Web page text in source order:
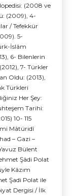
(2008 ve
(2009), 4-
/ Tefekkür
5-
İslâm
6- Bilenlerin
7- Türkler
Oldu: (2013),
Türkleri
Her Şey:
Tarihi:
10- 115
Mâtüridî
– Gazi –
Bülent
Şâdi Polat
Kâzım
Şadi Polat ile
Dergisi / İlk